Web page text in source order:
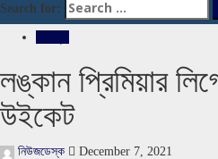
Search for:
লঙ্কান প্রিমিয়ার
উইকেট
নিউজডেস্ক December 7, 2021